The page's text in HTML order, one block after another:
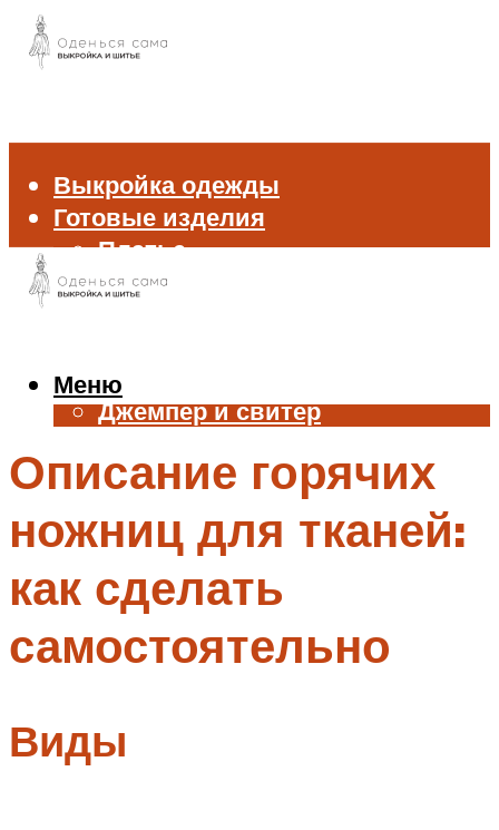
Выкройка одежды
Готовые изделия
Платье
Брюки
Жилет
Джемпер и свитер
Аксессуары
Меню
Меню
Описание горячих
ножниц для тканей:
как сделать
самостоятельно
Виды